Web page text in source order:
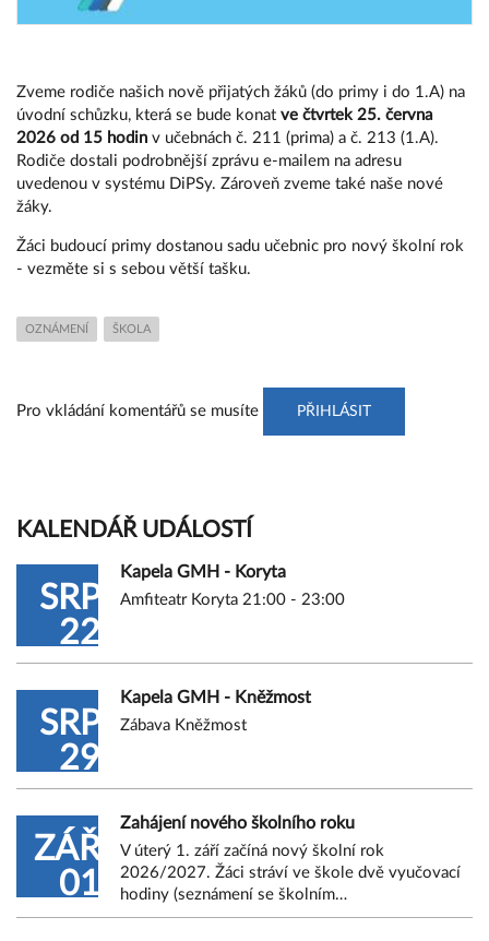
Zveme rodiče našich nově přijatých žáků (do primy i do 1.A) na
úvodní schůzku, která se bude konat ve čtvrtek 25. června
2026 od 15 hodin v učebnách č. 211 (prima) a č. 213 (1.A).
Rodiče dostali podrobnější zprávu e-mailem na adresu
uvedenou v systému DiPSy. Zároveň zveme také naše nové
žáky.
Žáci budoucí primy dostanou sadu učebnic pro nový školní rok
- vezměte si s sebou větší tašku.
OZNÁMENÍ ŠKOLA
Pro vkládání komentářů se musíte PŘIHLÁSIT
KALENDÁŘ UDÁLOSTÍ
SRP
22
Kapela GMH - Koryta
Amfiteatr Koryta 21:00 - 23:00
SRP
29
Kapela GMH - Kněžmost
Zábava Kněžmost
ZÁŘ
01
Zahájení nového školního roku
V úterý 1. září začíná nový školní rok
2026/2027. Žáci stráví ve škole dvě vyučovací
hodiny (seznámení se školním…